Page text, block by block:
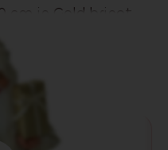
cm in Gold bringt
in Ihr
und
ihn zu einer